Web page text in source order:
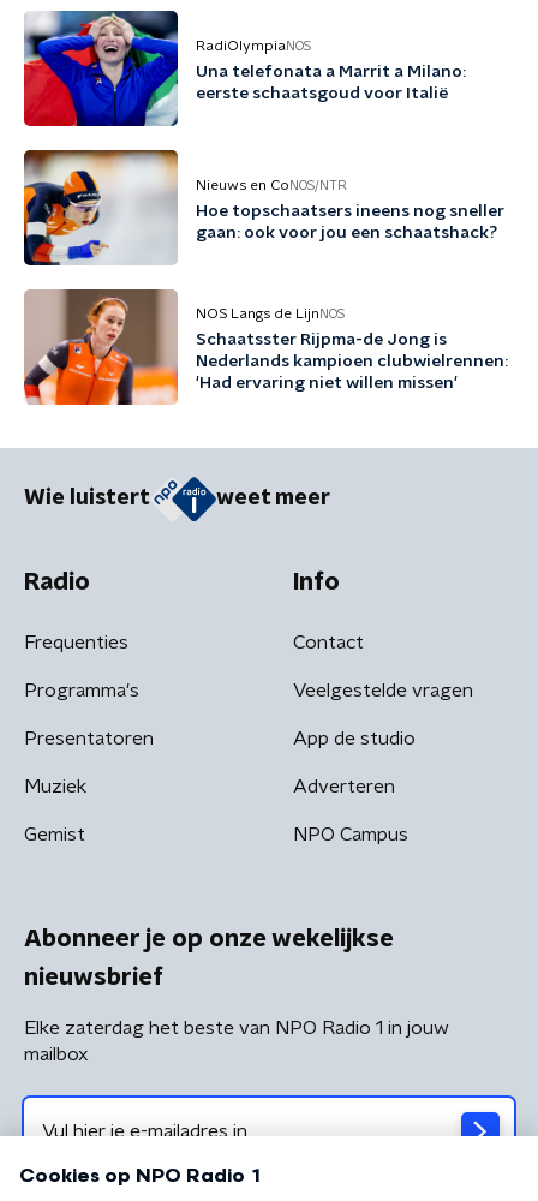
RadiOlympia NOS
Una telefonata a Marrit a Milano:
eerste schaatsgoud voor Italië
Nieuws en Co NOS/NTR
Hoe topschaatsers ineens nog sneller
gaan: ook voor jou een schaatshack?
NOS Langs de Lijn NOS
Schaatsster Rijpma-de Jong is
Nederlands kampioen clubwielrennen:
'Had ervaring niet willen missen'
Wie luistert weet meer
Radio
Frequenties
Programma's
Presentatoren
Muziek
Gemist
Info
Contact
Veelgestelde vragen
App de studio
Adverteren
NPO Campus
Abonneer je op onze wekelijkse
nieuwsbrief
Elke zaterdag het beste van NPO Radio 1 in jouw
mailbox